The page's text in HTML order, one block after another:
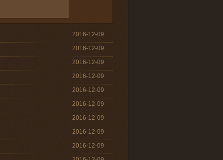
2016-12-09
2016-12-09
2016-12-09
2016-12-09
2016-12-09
2016-12-09
2016-12-09
2016-12-09
2016-12-09